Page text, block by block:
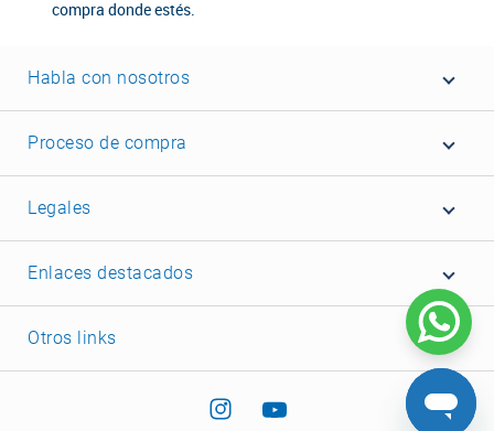
compra donde estés.
Habla con nosotros
Proceso de compra
Legales
Enlaces destacados
Otros links